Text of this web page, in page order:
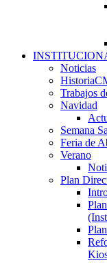
Noticias
Trabajos
Navidad
Semana
Feria de
Verano
Plan